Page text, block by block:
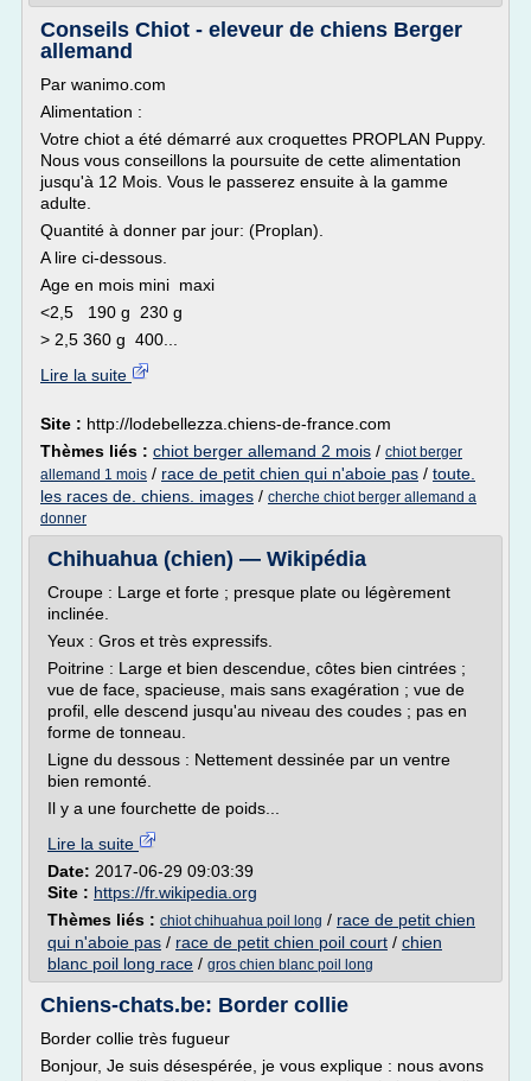
Conseils Chiot - eleveur de chiens Berger
allemand
Par wanimo.com
Alimentation :
Votre chiot a été démarré aux croquettes PROPLAN Puppy.
Nous vous conseillons la poursuite de cette alimentation
jusqu'à 12 Mois. Vous le passerez ensuite à la gamme
adulte.
Quantité à donner par jour: (Proplan).
A lire ci-dessous.
Age en mois mini maxi
<2,5 190 g 230 g
> 2,5 360 g 400...
Lire la suite
Site : http://lodebellezza.chiens-de-france.com
Thèmes liés : chiot berger allemand 2 mois / chiot berger
allemand 1 mois / race de petit chien qui n'aboie pas / toute.
les races de. chiens. images / cherche chiot berger allemand a
donner
Chihuahua (chien) — Wikipédia
Croupe : Large et forte ; presque plate ou légèrement
inclinée.
Yeux : Gros et très expressifs.
Poitrine : Large et bien descendue, côtes bien cintrées ;
vue de face, spacieuse, mais sans exagération ; vue de
profil, elle descend jusqu'au niveau des coudes ; pas en
forme de tonneau.
Ligne du dessous : Nettement dessinée par un ventre
bien remonté.
Il y a une fourchette de poids...
Lire la suite
Date: 2017-06-29 09:03:39
Site : https://fr.wikipedia.org
Thèmes liés : chiot chihuahua poil long / race de petit chien
qui n'aboie pas / race de petit chien poil court / chien
blanc poil long race / gros chien blanc poil long
Chiens-chats.be: Border collie
Border collie très fugueur
Bonjour, Je suis désespérée, je vous explique : nous avons